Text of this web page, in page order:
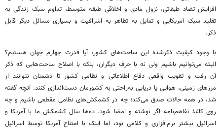
افزایش تضاد طبقاتی، نزول مادی و اخلاقی طبقه متوسط، تداوم سبک زندگی به
تقلید سبک آمریکایی و تمایل به تظاهر به اشرافیت و بسیاری مسائل دیگر قابل
ذکر.
با وجود کیفیت ذکرشده این ساحت‌های کشور، آیا قدرت چهارم جهان هستیم؟
البته می‌توانیم باشیم ولی نه با حرف دیگران، بلکه با اصلاح ساحت‌هایی که ذکر
آن رفت و تقویت واقعی دفاع اطلاعاتی و نظامی کشور تا دشمنان نتوانند از
مرزهای زمینی، هوایی یا دریایی به‌راحتی به کشورمان دست‌اندازی کنند. ‌آنچه گفته
شد، در همه حالات صدق می‌کند؛ چه در کشمکش‌های نظامی مقطعی باشیم و چه
روی کاغذ تفاهم‌نامه اگر نوشته و امضا شود. ده‌ها سال کشمکش ما با آمریکا و
اسرائیل بیشتر نرم‌افزاری و کلامی بود، اما اینک با امتناع آمریکا توسط اسرائیل